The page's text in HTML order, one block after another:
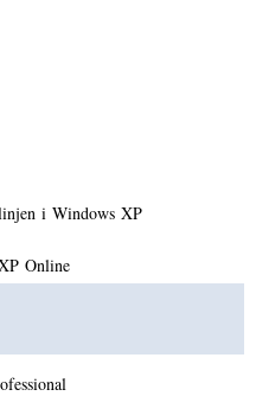
i Windows XP
Online